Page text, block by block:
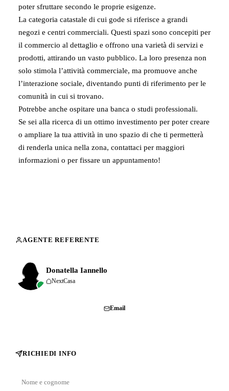
poter sfruttare secondo le proprie esigenze.
La categoria catastale di cui gode si riferisce a grandi
negozi e centri commerciali. Questi spazi sono concepiti per
il commercio al dettaglio e offrono una varietà di servizi e
prodotti, attirando un vasto pubblico. La loro presenza non
solo stimola l’attività commerciale, ma promuove anche
l’interazione sociale, diventando punti di riferimento per le
comunità in cui si trovano.
Potrebbe anche ospitare una banca o studi professionali.
Se sei alla ricerca di un ottimo investimento per poter creare
o ampliare la tua attività in uno spazio di che ti permetterà
di renderla unica nella zona, contattaci per maggiori
informazioni o per fissare un appuntamento!
AGENTE REFERENTE
Donatella Iannello
NextCasa
Email
RICHIEDI INFO
Nome